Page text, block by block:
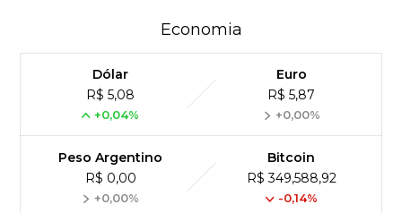
Economia
Dólar
R$ 5,08
+0,04%
Euro
R$ 5,87
+0,00%
Peso Argentino
R$ 0,00
+0,00%
Bitcoin
R$ 349,588,92
-0,14%